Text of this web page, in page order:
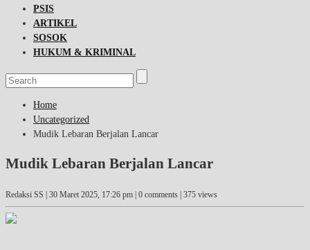
PSIS
ARTIKEL
SOSOK
HUKUM & KRIMINAL
Home
Uncategorized
Mudik Lebaran Berjalan Lancar
Mudik Lebaran Berjalan Lancar
Redaksi SS | 30 Maret 2025, 17:26 pm | 0 comments | 375 views